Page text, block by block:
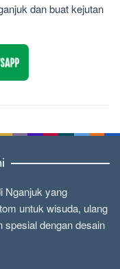
dan buat kejutan
Nganjuk yang
untuk wisuda, ulang
spesial dengan desain